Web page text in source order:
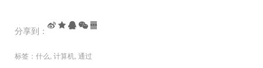
分享到：
标签： 什么 计算机 通过